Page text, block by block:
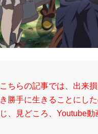
こちらの記事では、出来
き勝手に生きることにし
じ、見どころ、Youtube動